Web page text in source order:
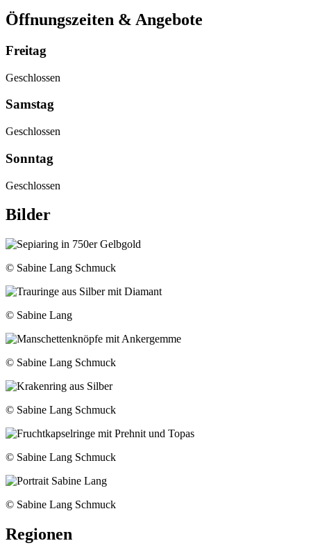
Öffnungszeiten & Angebote
Freitag
Geschlossen
Samstag
Geschlossen
Sonntag
Geschlossen
Bilder
© Sabine Lang Schmuck
© Sabine Lang
© Sabine Lang Schmuck
© Sabine Lang Schmuck
© Sabine Lang Schmuck
© Sabine Lang Schmuck
Regionen